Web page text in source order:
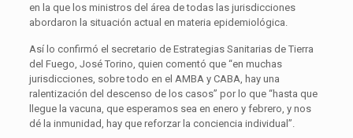
en la que los ministros del área de todas las jurisdicciones
abordaron la situación actual en materia epidemiológica.
Así lo confirmó el secretario de Estrategias Sanitarias de Tierra
del Fuego, José Torino, quien comentó que “en muchas
jurisdicciones, sobre todo en el AMBA y CABA, hay una
ralentización del descenso de los casos” por lo que “hasta que
llegue la vacuna, que esperamos sea en enero y febrero, y nos
dé la inmunidad, hay que reforzar la conciencia individual”.